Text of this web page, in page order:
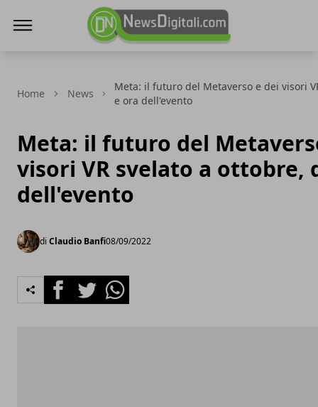
Home News
Meta: il futuro del Metaverso e dei visori
e ora dell'evento
Meta: il futuro del
visori VR svelato a ottobre,
dell'evento
di Claudio Banfi08/09/2022
FacebookTwitterWhatsapp